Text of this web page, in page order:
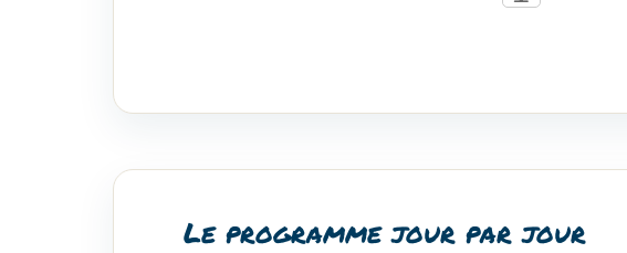
Le programme jour par jour